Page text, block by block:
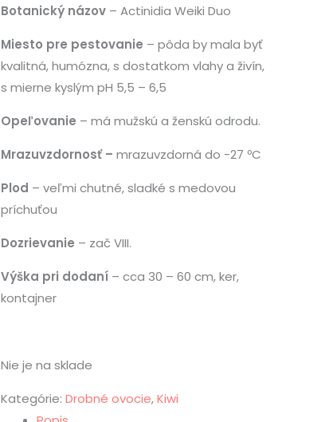
Botanický názov – Actinidia Weiki Duo
Miesto pre pestovanie – pôda by mala byť
kvalitná, humózna, s dostatkom vlahy a živín,
s mierne kyslým pH 5,5 – 6,5
Opeľovanie – má mužskú a ženskú odrodu.
Mrazuvzdornosť – mrazuvzdorná do -27 ºC
Plod – veľmi chutné, sladké s medovou
príchuťou
Dozrievanie – zač VIII.
Výška pri dodaní – cca 30 – 60 cm, ker,
kontajner
Nie je na sklade
Kategórie:Drobné ovocie,Kiwi